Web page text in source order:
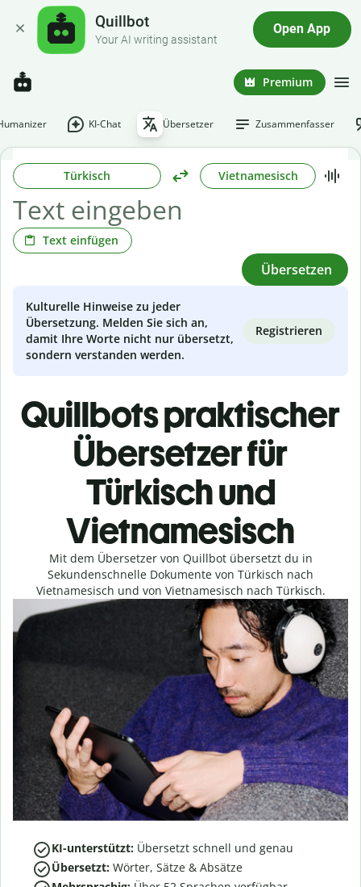
Quillbot
Your AI writing assistant
Open App
Premium
KI-Chat Übersetzer Zusammenfasser
Türkisch Vietnamesisch
Text einfügen
Übersetzen
Kulturelle Hinweise zu jeder
Übersetzung. Melden Sie sich an,
damit Ihre Worte nicht nur übersetzt,
sondern verstanden werden.
Registrieren
Quillbots praktischer
Übersetzer für
Türkisch und
Vietnamesisch
Mit dem Übersetzer von Quillbot übersetzt du in
Sekundenschnelle Dokumente von Türkisch nach
Vietnamesisch und von Vietnamesisch nach Türkisch.
KI-unterstützt: Übersetzt schnell und genau
Übersetzt: Wörter, Sätze & Absätze